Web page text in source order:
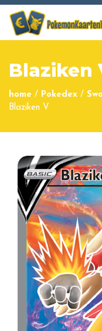
Blaziken
home / Pokedex /
Blaziken V